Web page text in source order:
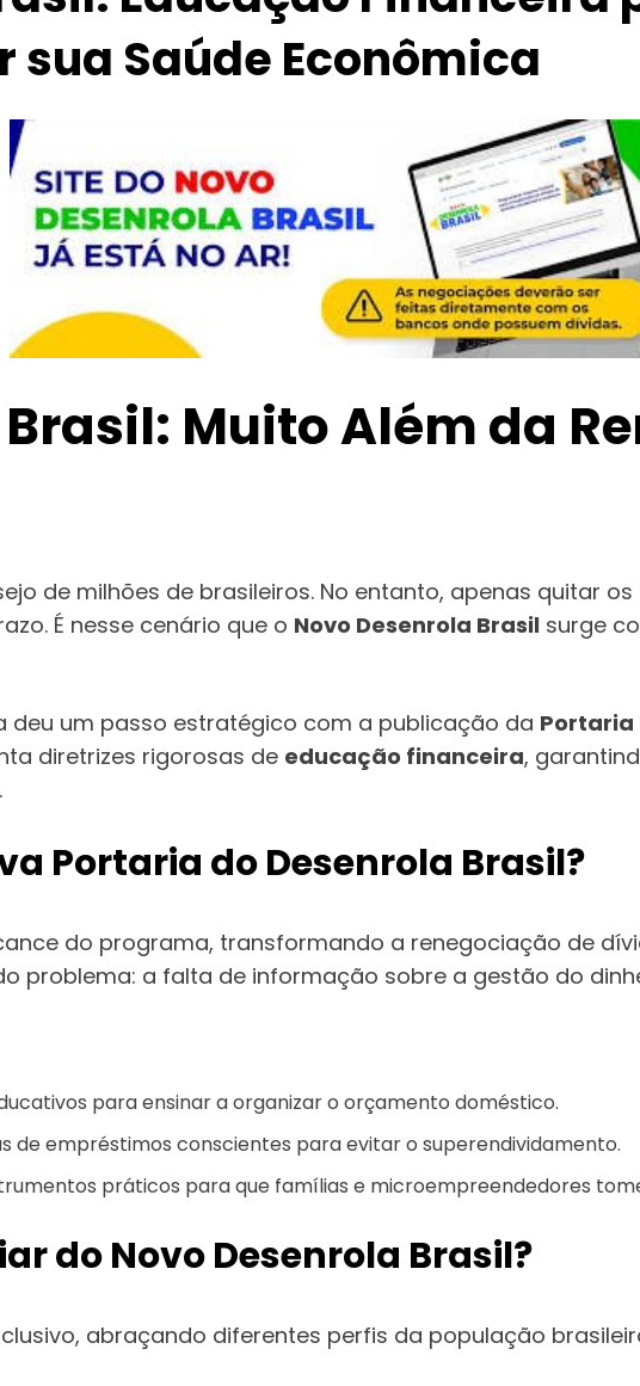
sua Saúde Econômica
Muito Além da
de milhões de brasileiros. No entanto, apenas quitar
É nesse cenário que o Novo Desenrola Brasil surge
deu um passo estratégico com a publicação da Portaria
diretrizes rigorosas de educação financeira,
Portaria do Desenrola Brasil?
do programa, transformando a renegociação de
problema: a falta de informação sobre a gestão do
para ensinar a organizar o orçamento doméstico.
de empréstimos conscientes para evitar o superendividamento.
práticos para que famílias e microempreendedores
do Novo Desenrola Brasil?
abraçando diferentes perfis da população